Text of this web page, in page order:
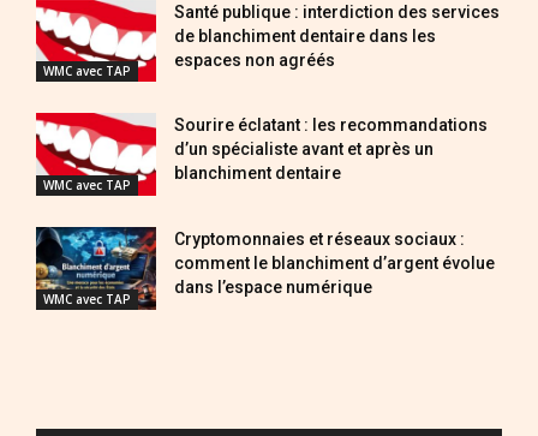
WMC avec TAP
Santé publique : interdiction des services
de blanchiment dentaire dans les
espaces non agréés
WMC avec TAP
Sourire éclatant : les recommandations
d’un spécialiste avant et après un
blanchiment dentaire
WMC avec TAP
Cryptomonnaies et réseaux sociaux :
comment le blanchiment d’argent évolue
dans l’espace numérique